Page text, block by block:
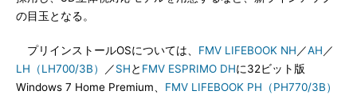
の目玉となる。
プリインストールOSについては、 FMV LIFEBOOK NH ／AH ／
LH（LH700/3B）
／SHと FMV ESPRIMO DHに32ビット版
Windows 7 Home Premium、 FMV LIFEBOOK PH（PH770/3B）